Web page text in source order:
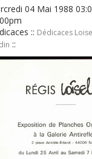
04 Mai 1988
:: Dédicaces
::